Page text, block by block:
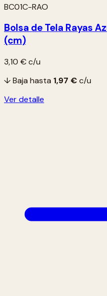
BC01C-RAO
Bolsa de Tela Rayas
(cm)
3,10 €c/u
↓ Baja hasta 1,97 €c/u
Ver detalle